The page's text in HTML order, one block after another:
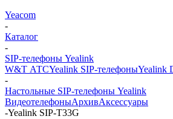
Yeacom
-
Каталог
-
SIP-телефоны Yealink
W&T АТСYealink SIP-телефоныYealink
-
Настольные SIP-телефоны Yealink
ВидеотелефоныАрхивАксессуары
-Yealink SIP-T33G